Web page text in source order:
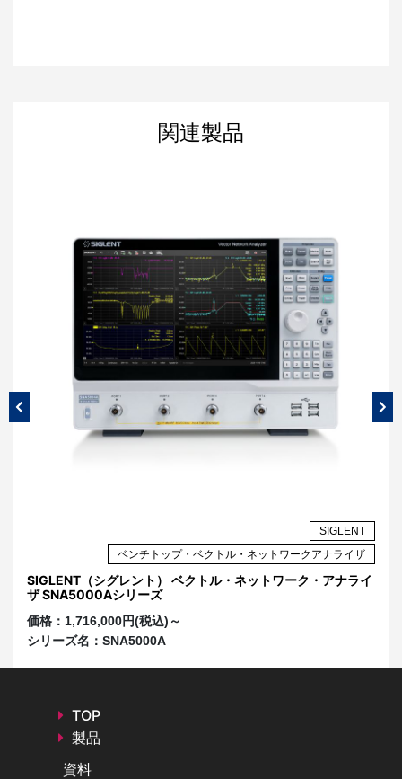
関連製品
SIGLENT
ベンチトップ・ベクトル・ネットワークアナライザ
SIGLENT（シグレント） ベクトル・ネットワーク・アナライ
ザ SNA5000Aシリーズ
価格： 1,716,000円(税込)～
シリーズ名： SNA5000A
TOP
製品
資料